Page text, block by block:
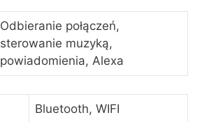
Odbieranie połączeń,
sterowanie muzyką,
powiadomienia, Alexa
Bluetooth, WIFI